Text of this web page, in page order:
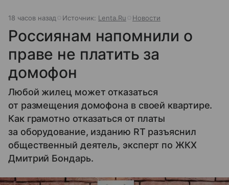
18 часов назад Источник: Lenta.Ru Новости
Россиянам напомнили о
праве не платить за
домофон
Любой жилец может отказаться
от размещения домофона в своей квартире.
Как грамотно отказаться от платы
за оборудование, изданию RT разъяснил
общественный деятель, эксперт по ЖКХ
Дмитрий Бондарь.